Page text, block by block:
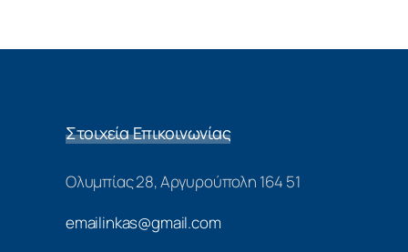
Στοιχεία Επικοινωνίας
Ολυμπίας 28, Αργυρούπολη 164 51
emailinkas@gmail.com